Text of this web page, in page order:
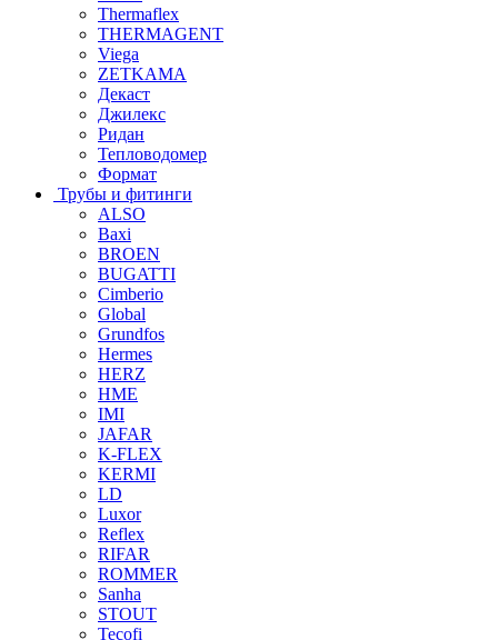
Thermaflex
THERMAGENT
Viega
ZETKAMA
Декаст
Джилекс
Ридан
Тепловодомер
Формат
Трубы и фитинги
ALSO
Baxi
BROEN
BUGATTI
Cimberio
Global
Grundfos
Hermes
HERZ
HME
IMI
JAFAR
K-FLEX
KERMI
LD
Luxor
Reflex
RIFAR
ROMMER
Sanha
STOUT
Tecofi